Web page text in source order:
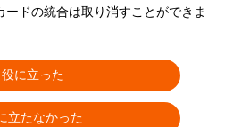
ドの統合は取り消すことができま
役に立った
立たなかった